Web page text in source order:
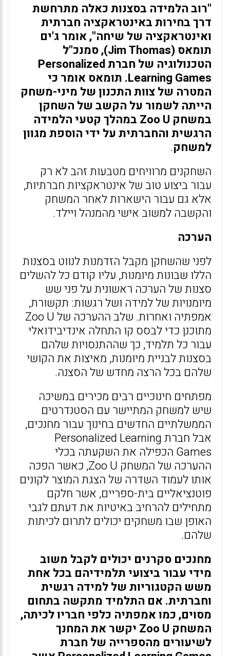
"רוב הלמידה בסצנות כאלה מתרחשת
דרך בחירות באינטראקציה חברתית
ואינטראקציה של שיחה", אומר ג'ים
תומאס (Jim Thomas), סמנכ"ל
הטכנולוגיה של חברת Personalized
Learning Games. תומאס אומר כי
המטרה של צוות התכנון של מיני-משחק
הייתה לשמור על הקשב של השחקן
במשחק Zoo U במהלך קטעי הלמידה
הרגשית והחברתית על ידי הוספת מגוון
למשחק.
השחקנים מרוויחים מטבעות זהב לא רק
עבור ביצוע טוב של אינטראקציות חברתיות,
אלא גם עבור הישארות לאחר המשחק
והקשבה למשוב אישי מהמנהל ויילד.
הערכה
לפני שהשחקן מקבל הזדמנות לנווט בסצנות
הללו שבונות מיומנות, עליו קודם כל להשלים
סצנות של הערכה ראשונית על פני שש
מיומנויות של למידה ושל רגשות: תקשורת,
אמפתיה ואחרות. שלב ההערכה של Zoo U
מתוכנן כדי לבסס קו התחלה אינדיבידואלי
עבור כל תלמיד, כך שההתנסויות שלהם
בסצנות לבניית מיומנות, מאיצות את הקושי
שלהם בכל הרצה מחדש של הסצנה.
מפתחים חינוכיים רבים מכירים במשיכה
שיש למשחק המתיישר עם הסטנדרטים
הממשלתיים החדשים בחינוך עבור מחנכים,
אבל חברת Personalized Learning
Games הכפילה את השקעתה בכלי
ההערכה של המשחק Zoo U, כאשר הפכה
אותו לעמוד השדרה של הצגת המוצר לקונים
פוטנציאליים בית-ספריים, אשר חלקם
מתחילים להרחיב באיטיות את דעתם לגבי
האופן שבו משחקים יכולים לתרום לכיתות
שלהם.
מחנכים סקרנים יכולים לקבל משוב
מידי עבור ביצועי תלמידיהם בכל אחת
משש הקטגוריות של למידה רגשית
וחברתית. אם התלמיד מתקשה בתחום
מסוים, כמו אמפתיה כלפי חבריו לכיתה,
המשחק Zoo U יקשר את המחנך
לשיעורים מהספרייה של חברת